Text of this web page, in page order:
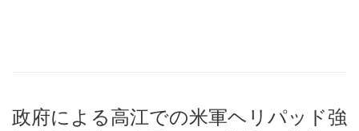
政府による高江での米軍ヘリパッド強